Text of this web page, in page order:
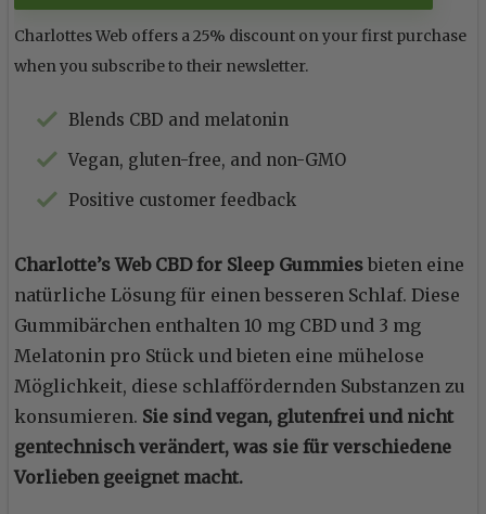
Charlottes Web offers a 25% discount on your first purchase
when you subscribe to their newsletter.
Blends CBD and melatonin
Vegan, gluten-free, and non-GMO
Positive customer feedback
Charlotte’s Web CBD for Sleep Gummies bieten eine
natürliche Lösung für einen besseren Schlaf. Diese
Gummibärchen enthalten 10 mg CBD und 3 mg
Melatonin pro Stück und bieten eine mühelose
Möglichkeit, diese schlaffördernden Substanzen zu
konsumieren. Sie sind vegan, glutenfrei und nicht
gentechnisch verändert, was sie für verschiedene
Vorlieben geeignet macht.